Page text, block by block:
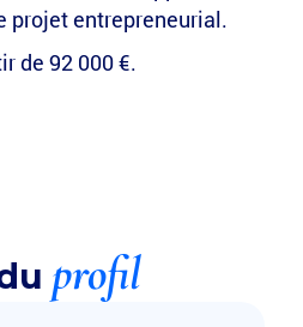
projet entrepreneurial.
de 92 000 €.
profil